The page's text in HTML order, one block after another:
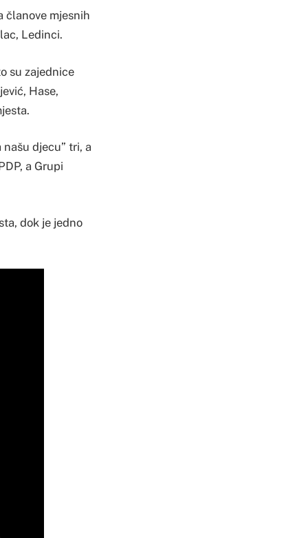
članove mjesnih
Ledinci.
su zajednice
Hase,
djecu” tri, a
a Grupi
dok je jedno